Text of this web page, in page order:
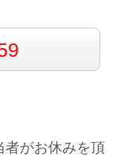
がお休みを頂